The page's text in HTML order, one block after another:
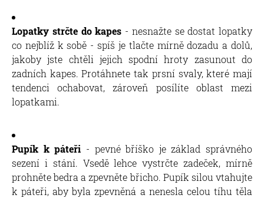
Lopatky strčte do kapes - nesnažte se dostat lopatky
co nejblíž k sobě - spíš je tlačte mírně dozadu a dolů,
jakoby jste chtěli jejich spodní hroty zasunout do
zadních kapes. Protáhnete tak prsní svaly, které mají
tendenci ochabovat, zároveň posílíte oblast mezi
lopatkami.
Pupík k páteři - pevné bříško je základ správného
sezení i stání. Vsedě lehce vystrčte zadeček, mírně
prohněte bedra a zpevněte břicho. Pupík silou vtahujte
k páteři, aby byla zpevněná a nenesla celou tíhu těla